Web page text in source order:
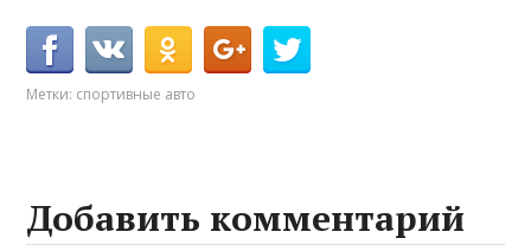
Метки: спортивные авто
Добавить комментарий